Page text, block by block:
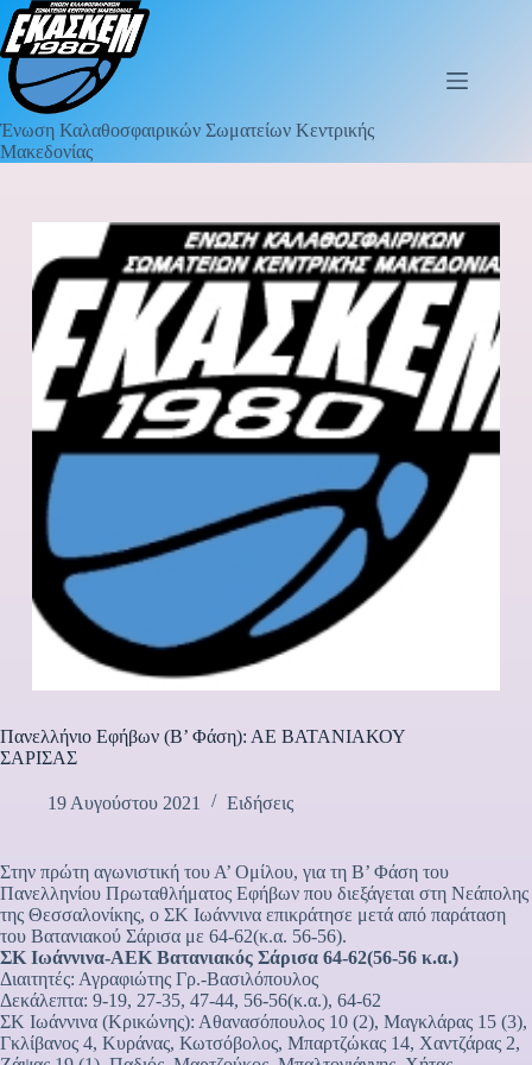
Ένωση Καλαθοσφαιρικών Σωματείων Κεντρικής
Μακεδονίας
Πανελλήνιο Εφήβων (Β’ Φάση): ΑΕ ΒΑΤΑΝΙΑΚΟΥ
ΣΑΡΙΣΑΣ
19 Αυγούστου 2021 Ειδήσεις
Στην πρώτη αγωνιστική του Α’ Ομίλου, για τη Β’ Φάση του
Πανελληνίου Πρωταθλήματος Εφήβων που διεξάγεται στη Νεάπολης
της Θεσσαλονίκης, ο ΣΚ Ιωάννινα επικράτησε μετά από παράταση
του Βατανιακού Σάρισα με 64-62(κ.α. 56-56).
ΣΚ Ιωάννινα-ΑΕΚ Βατανιακός Σάρισα 64-62(56-56 κ.α.)
Διαιτητές: Αγραφιώτης Γρ.-Βασιλόπουλος
Δεκάλεπτα: 9-19, 27-35, 47-44, 56-56(κ.α.), 64-62
ΣΚ Ιωάννινα (Κρικώνης): Αθανασόπουλος 10 (2), Μαγκλάρας 15 (3),
Γκλίβανος 4, Κυράνας, Κωτσόβολος, Μπαρτζώκας 14, Χαντζάρας 2,